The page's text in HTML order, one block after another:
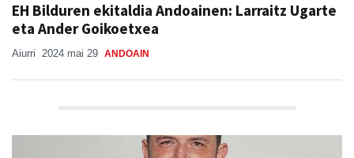
EH Bilduren ekitaldia Andoainen: Larraitz Ugarte
eta Ander Goikoetxea
Aiurri 2024 mai 29 ANDOAIN